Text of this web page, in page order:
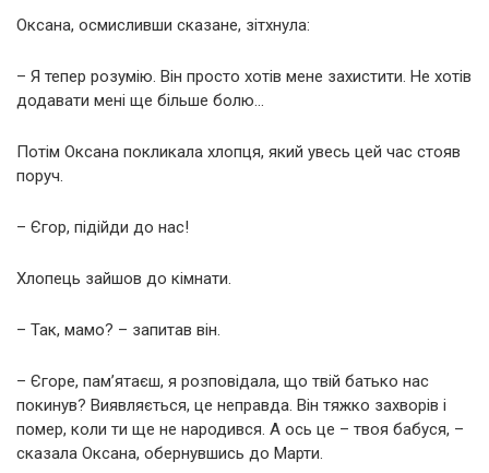
Оксана, осмисливши сказане, зітхнула:
– Я тепер розумію. Він просто хотів мене захистити. Не хотів
додавати мені ще більше болю…
Потім Оксана покликала хлопця, який увесь цей час стояв
поруч.
– Єгор, підійди до нас!
Хлопець зайшов до кімнати.
– Так, мамо? – запитав він.
– Єгоре, пам’ятаєш, я розповідала, що твій батько нас
покинув? Виявляється, це неправда. Він тяжко захворів і
помер, коли ти ще не народився. А ось це – твоя бабуся, –
сказала Оксана, обернувшись до Марти.